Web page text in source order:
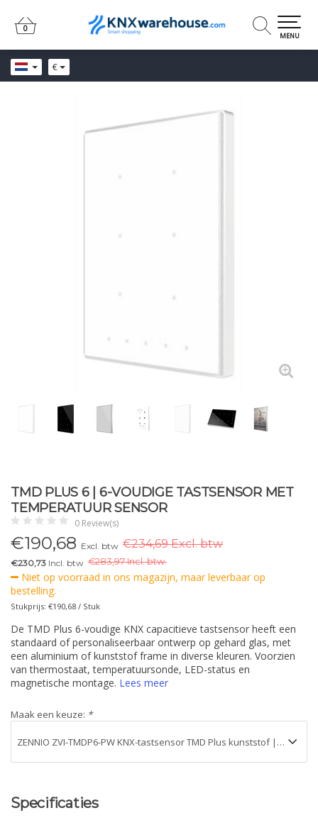
€
0
0
MENU
TMD PLUS 6 | 6-VOUDIGE TASTSENSOR MET
TEMPERATUUR SENSOR
0 Review(s)
€190,68 Excl. btw €234,69 Excl. btw
€230,73 Incl. btw €283,97 Incl. btw.
Niet op voorraad in ons magazijn, maar leverbaar op
bestelling.
Stukprijs: €190,68 / Stuk
De TMD Plus 6-voudige KNX capacitieve tastsensor heeft een
standaard of personaliseerbaar ontwerp op gehard glas, met
een aluminium of kunststof frame in diverse kleuren. Voorzien
van thermostaat, temperatuursonde, LED-status en
magnetische montage. Lees meer
Maak een keuze: *
Specificaties